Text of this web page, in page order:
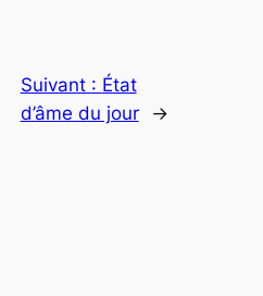
Suivant : État
d’âme du jour
→